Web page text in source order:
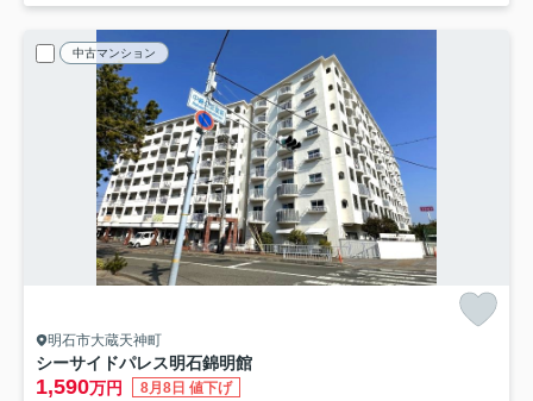
中古マンション
明石市大蔵天神町
シーサイドパレス明石錦明館
1,590万円 8月8日 値下げ